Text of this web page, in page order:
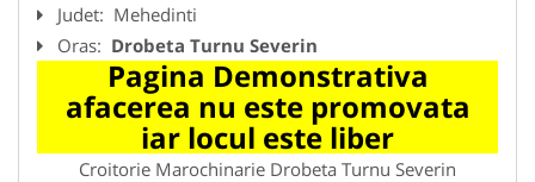
Judet: Mehedinti
Oras: Drobeta Turnu Severin
Pagina Demonstrativa
afacerea nu este promovata
iar locul este liber
Croitorie Marochinarie Drobeta Turnu Severin